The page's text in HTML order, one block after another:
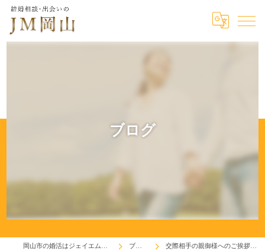
ブログ
ブログ 交際相手の親御様へのご挨拶！♬